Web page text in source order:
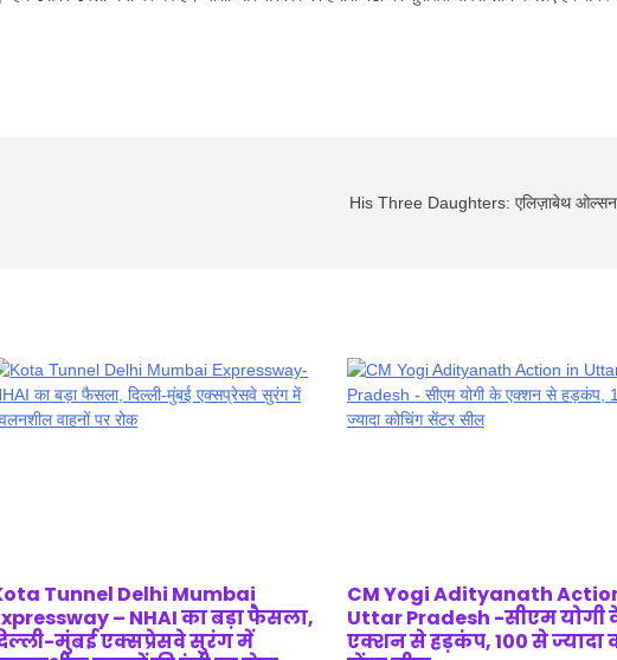
His Three Daughters: एलिज़ाबेथ ओल्सन
Tunnel Delhi Mumbai
– NHAI का बड़ा फैसला,
मुंबई एक्सप्रेसवे सुरंग में
CM Yogi Adityanath
Uttar Pradesh -सीएम योगी
एक्शन से हड़कंप, 100 से ज्यादा